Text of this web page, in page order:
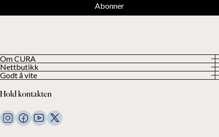
Om CURA
Om oss
Våre kunder
Nettbutikk
Alle våre produkter
Vektdyner
Sengetøy
Puter og annet
Godt å vite
Vilkår og betingelser
FAQ
Kontakt oss
Hold kontakten
Abonner